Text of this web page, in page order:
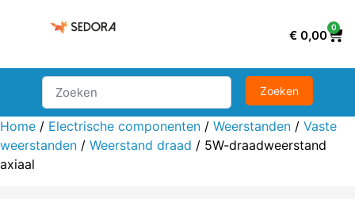
€ 0,00
0
Home / Electrische componenten / Weerstanden / Vaste
weerstanden / Weerstand draad / 5W-draadweerstand
axiaal